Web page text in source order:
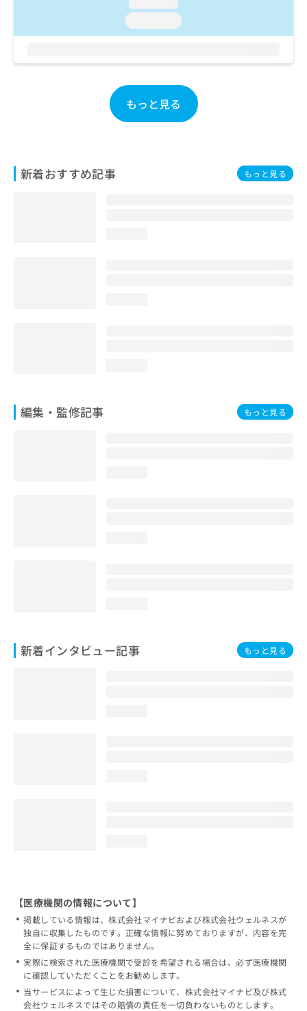
もっと見る
新着おすすめ記事 もっと見る
編集・監修記事 もっと見る
新着インタビュー記事 もっと見る
い
わ
【医療機関の情報について】
掲載している情報は、株式会社マイナビおよび株式会社ウェルネスが
独自に収集したものです。正確な情報に努めておりますが、内容を完
全に保証するものではありません。
実際に検索された医療機関で受診を希望される場合は、必ず医療機関
に確認していただくことをお勧めします。
当サービスによって生じた損害について、株式会社マイナビ及び株式
会社ウェルネスではその賠償の責任を一切負わないものとします。